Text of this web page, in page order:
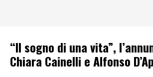
“Il sogno di una vita”,
Chiara Cainelli e Alfonso